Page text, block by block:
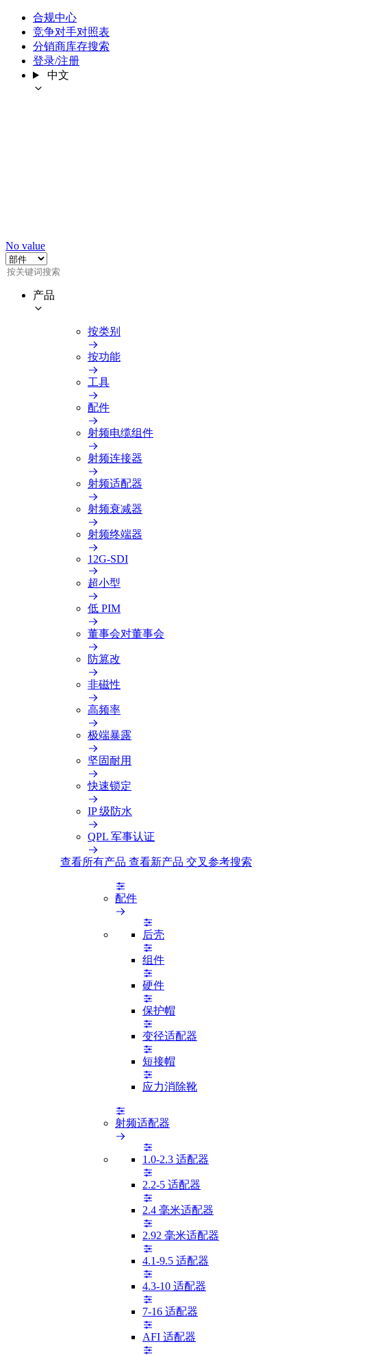
合规中心
竞争对手对照表
分销商库存搜索
登录/注册
中文
No value
产品
按类别
按功能
工具
配件
射频电缆组件
射频连接器
射频适配器
射频衰减器
射频终端器
12G-SDI
超小型
低 PIM
董事会对董事会
防篡改
非磁性
高频率
极端暴露
坚固耐用
快速锁定
IP 级防水
QPL 军事认证
查看所有产品 查看新产品 交叉参考搜索
配件
后壳
组件
硬件
保护帽
变径适配器
短接帽
应力消除靴
射频适配器
1.0-2.3 适配器
2.2-5 适配器
2.4 毫米适配器
2.92 毫米适配器
4.1-9.5 适配器
4.3-10 适配器
7-16 适配器
AFI 适配器